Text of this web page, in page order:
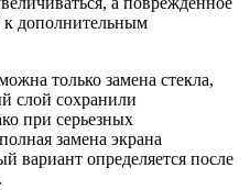
к дополнительным
только замена стекла,
слой сохранили
при серьезных
замена экрана
вариант определяется после